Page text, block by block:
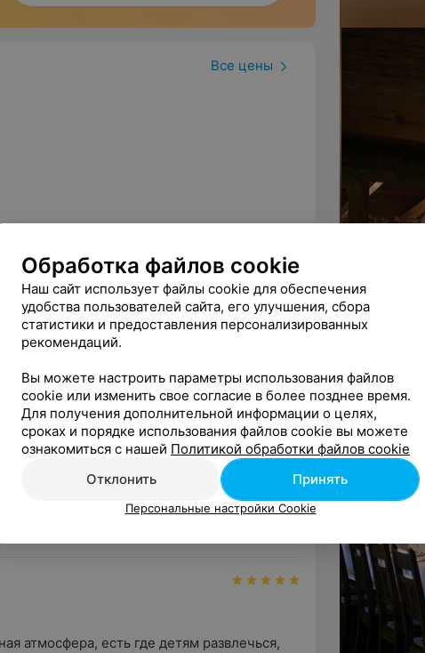
Все цены
Всё замечательно, уютно, вкусно.
уезжать.
Отдыхали с друзьями. Очень
еда, хорошее обслуживание и ...
атмосфера, есть где детям развлечься,
Обработка файлов cookie
Наш сайт использует файлы cookie для обеспечения
удобства пользователей сайта, его улучшения, сбора
статистики и предоставления персонализированных
рекомендаций.
Вы можете настроить параметры использования файлов
cookie или изменить свое согласие в более позднее время.
Для получения дополнительной информации о целях,
сроках и порядке использования файлов cookie вы можете
ознакомиться с нашей Политикой обработки файлов cookie
Отклонить
Принять
Персональные настройки Cookie